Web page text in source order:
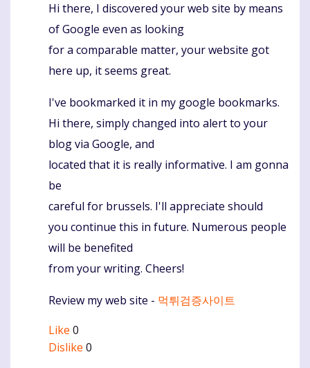
Komentaras
Hi there, I discovered your web site by means
of Google even as looking
for a comparable matter, your website got
here up, it seems great.
I've bookmarked it in my google bookmarks.
Hi there, simply changed into alert to your
blog via Google, and
located that it is really informative. I am gonna
be
careful for brussels. I'll appreciate should
you continue this in future. Numerous people
will be benefited
from your writing. Cheers!
Review my web site - 먹튀검증사이트
Like 0
Dislike 0